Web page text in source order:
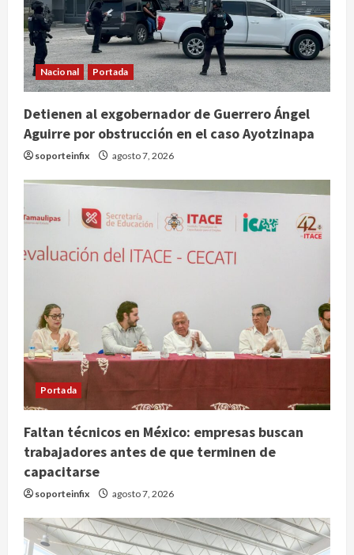
Nacional Portada
Detienen al exgobernador de Guerrero Ángel
Aguirre por obstrucción en el caso Ayotzinapa
soporteinfix agosto 7, 2026
Portada
Faltan técnicos en México: empresas buscan
trabajadores antes de que terminen de
capacitarse
soporteinfix agosto 7, 2026
SMN pronostica lluvias intensas,
granizo y calor extremo para este 7
de agosto